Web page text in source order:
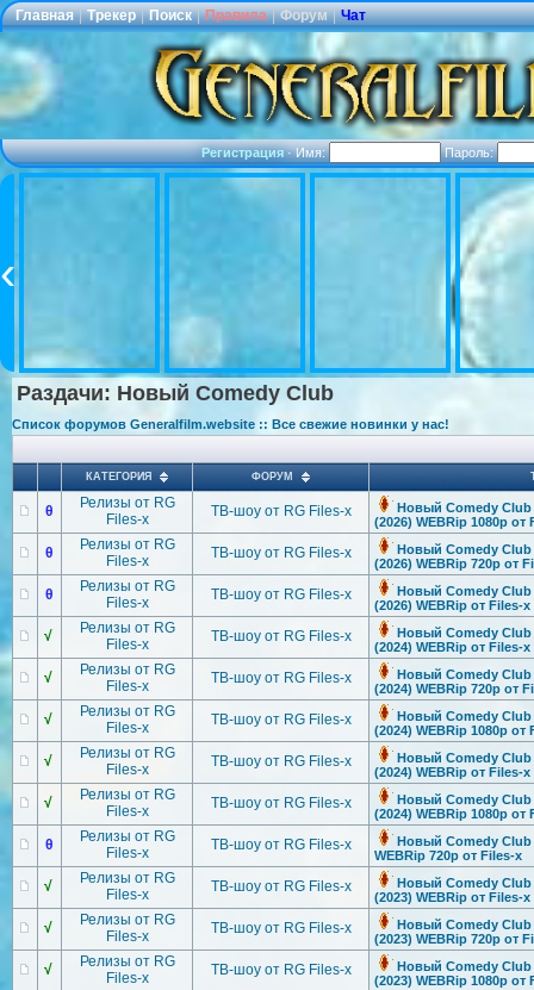
Главная | Трекер | Поиск | Правила | Форум | Чат
Регистрация·Имя: Пароль:
Раздачи: Новый Comedy Club
Список форумов Generalfilm.website :: Все свежие новинки у нас!
КАТЕГОРИЯ ФОРУМ
θ
Релизы от RG
Files-x
ТВ-шоу от RG Files-x
Новый Comedy Club
(2026) WEBRip 1080p от
θ
Релизы от RG
Files-x
ТВ-шоу от RG Files-x
Новый Comedy Club
(2026) WEBRip 720p от
θ
Релизы от RG
Files-x
ТВ-шоу от RG Files-x
Новый Comedy Club
(2026) WEBRip от Files-x
√
Релизы от RG
Files-x
ТВ-шоу от RG Files-x
Новый Comedy Club
(2024) WEBRip от Files-x
√
Релизы от RG
Files-x
ТВ-шоу от RG Files-x
Новый Comedy Club
(2024) WEBRip 720p от
√
Релизы от RG
Files-x
ТВ-шоу от RG Files-x
Новый Comedy Club
(2024) WEBRip 1080p от
√
Релизы от RG
Files-x
ТВ-шоу от RG Files-x
Новый Comedy Club
(2024) WEBRip от Files-x
√
Релизы от RG
Files-x
ТВ-шоу от RG Files-x
Новый Comedy Club
(2024) WEBRip 1080p от
θ
Релизы от RG
Files-x
ТВ-шоу от RG Files-x
Новый Comedy Club
WEBRip 720p от Files-x
√
Релизы от RG
Files-x
ТВ-шоу от RG Files-x
Новый Comedy Club
(2023) WEBRip от Files-x
√
Релизы от RG
Files-x
ТВ-шоу от RG Files-x
Новый Comedy Club
(2023) WEBRip 720p от
√
Релизы от RG
Files-x
ТВ-шоу от RG Files-x
Новый Comedy Club
(2023) WEBRip 1080p от